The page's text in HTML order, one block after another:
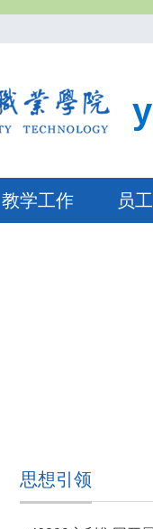
教学工作 员
思想引领